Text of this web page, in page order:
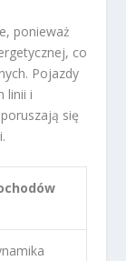
ponieważ
co
Pojazdy
linii i
się